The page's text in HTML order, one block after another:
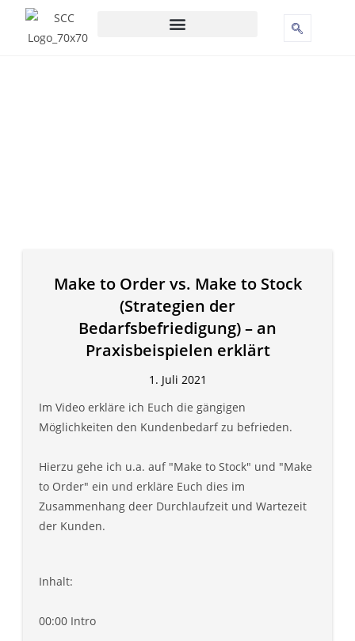
Make to Order vs. Make to Stock
(Strategien der
Bedarfsbefriedigung) – an
Praxisbeispielen erklärt
1. Juli 2021
Im Video erkläre ich Euch die gängigen
Möglichkeiten den Kundenbedarf zu befrieden.
Hierzu gehe ich u.a. auf "Make to Stock" und "Make
to Order" ein und erkläre Euch dies im
Zusammenhang deer Durchlaufzeit und Wartezeit
der Kunden.
Inhalt:
00:00 Intro